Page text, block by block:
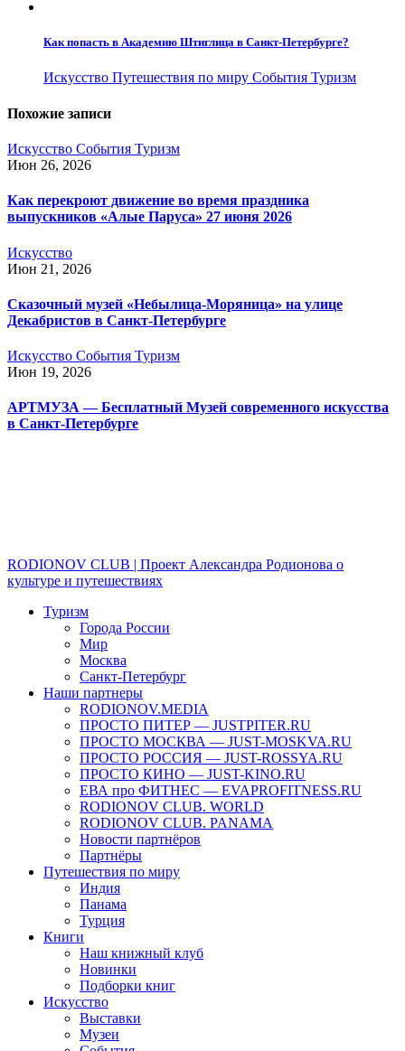
Как попасть в Академию Штиглица в Санкт-Петербурге?
Искусство Путешествия по миру События Туризм
Похожие записи
Искусство События Туризм
Июн 26, 2026
Как перекроют движение во время праздника
выпускников «Алые Паруса» 27 июня 2026
Искусство
Июн 21, 2026
Сказочный музей «Небылица-Моряница» на улице
Декабристов в Санкт-Петербурге
Искусство События Туризм
Июн 19, 2026
АРТМУЗА — Бесплатный Музей современного искусства
в Санкт-Петербурге
RODIONOV CLUB | Проект Александра Родионова о
культуре и путешествиях
Туризм
Города России
Мир
Москва
Санкт-Петербург
Наши партнеры
RODIONOV.MEDIA
ПРОСТО ПИТЕР — JUSTPITER.RU
ПРОСТО МОСКВА — JUST-MOSKVA.RU
ПРОСТО РОССИЯ — JUST-ROSSYA.RU
ПРОСТО КИНО — JUST-KINO.RU
ЕВА про ФИТНЕС — EVAPROFITNESS.RU
RODIONOV CLUB. WORLD
RODIONOV CLUB. PANAMA
Новости партнёров
Партнёры
Путешествия по миру
Индия
Панама
Турция
Книги
Наш книжный клуб
Новинки
Подборки книг
Искусство
Выставки
Музеи